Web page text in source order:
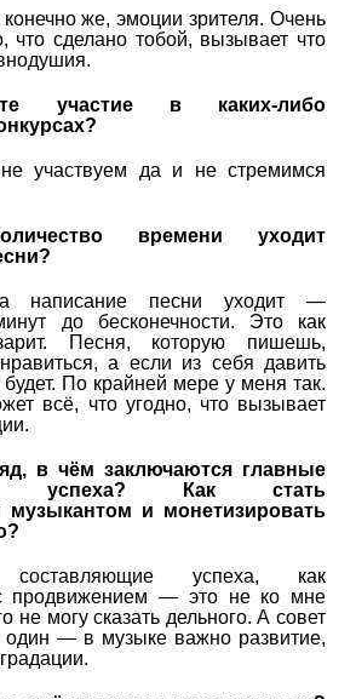
же, эмоции зрителя. Очень
что сделано тобой, вызывает что
участие в каких-либо
участвуем да и не стремимся
времени уходит
песни уходит —
до бесконечности. Это как
Песня, которую пишешь,
а если из себя давить
будет. По крайней мере у меня так.
всё, что угодно, что вызывает
в чём заключаются главные
успеха? Как стать
музыкантом и монетизировать
успеха, как
продвижением — это не ко мне
не могу сказать дельного. А совет
один — в музыке важно развитие,